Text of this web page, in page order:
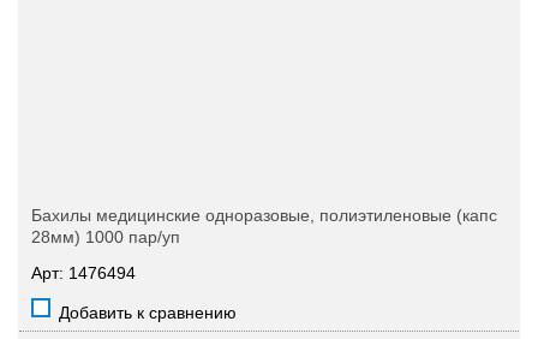
Бахилы медицинские одноразовые, полиэтиленовые (капс
28мм) 1000 пар/уп
Арт: 1476494
Добавить к сравнению